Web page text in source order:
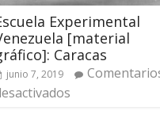
Experimental
[material
Caracas
junio 7, 2019